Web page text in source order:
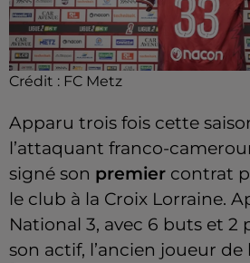
Crédit : FC Metz
Apparu trois fois cette
l’attaquant franco-
signé son premier contrat
le club à la Croix Lorraine.
National 3, avec 6 buts et 2
son actif, l’ancien joueur de